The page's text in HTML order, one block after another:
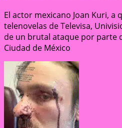
El actor mexicano Joan Kuri, a
telenovelas de Televisa,
de un brutal ataque por parte
Ciudad de México